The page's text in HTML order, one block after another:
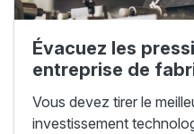
Évacuez les
entreprise de
Vous devez tirer le
investissement